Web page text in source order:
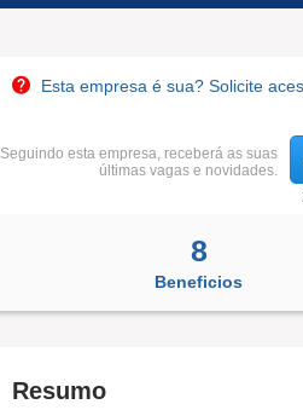
Esta empresa é sua? Solicite
Seguindo esta empresa, receberá as suas
últimas vagas e novidades.
8
Beneficios
Resumo